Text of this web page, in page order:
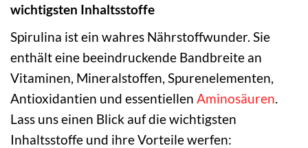
wichtigsten Inhaltsstoffe
Spirulina ist ein wahres Nährstoffwunder. Sie
enthält eine beeindruckende Bandbreite an
Vitaminen, Mineralstoffen, Spurenelementen,
Antioxidantien und essentiellen Aminosäuren
Lass uns einen Blick auf die wichtigsten
Inhaltsstoffe und ihre Vorteile werfen: